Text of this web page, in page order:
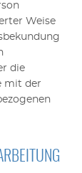
Weise
die
mit der